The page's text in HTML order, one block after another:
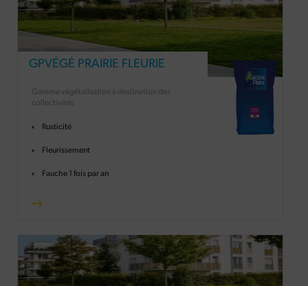
GPVÉGÉ PRAIRIE FLEURIE
Gamme végétalisation à destination des
collectivités
Rusticité
Fleurissement
Fauche 1 fois par an